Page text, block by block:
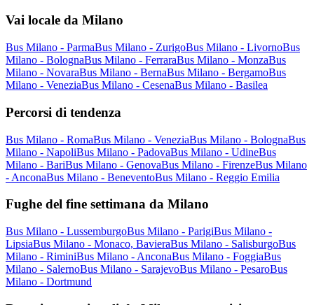
Vai locale da Milano
Bus Milano - ParmaBus Milano - ZurigoBus Milano - LivornoBus
Milano - BolognaBus Milano - FerraraBus Milano - MonzaBus
Milano - NovaraBus Milano - BernaBus Milano - BergamoBus
Milano - VeneziaBus Milano - CesenaBus Milano - Basilea
Percorsi di tendenza
Bus Milano - RomaBus Milano - VeneziaBus Milano - BolognaBus
Milano - NapoliBus Milano - PadovaBus Milano - UdineBus
Milano - BariBus Milano - GenovaBus Milano - FirenzeBus Milano
- AnconaBus Milano - BeneventoBus Milano - Reggio Emilia
Fughe del fine settimana da Milano
Bus Milano - LussemburgoBus Milano - ParigiBus Milano -
LipsiaBus Milano - Monaco, BavieraBus Milano - SalisburgoBus
Milano - RiminiBus Milano - AnconaBus Milano - FoggiaBus
Milano - SalernoBus Milano - SarajevoBus Milano - PesaroBus
Milano - Dortmund